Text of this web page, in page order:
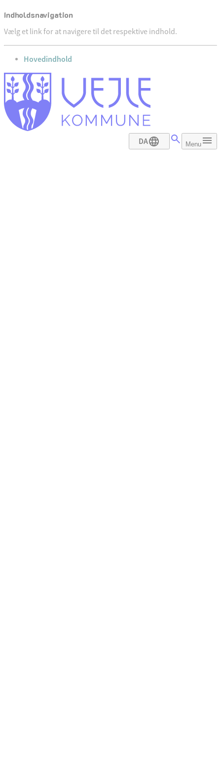
Indholdsnavigation
Vælg et link for at navigere til det respektive indhold.
gå til
Hovedindhold
DA Menu